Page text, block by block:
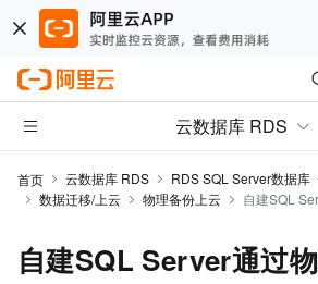
云数据库 RDS
首页 云数据库 RDS RDS SQL Server数据库
数据迁移/上云
物理备份上云 自建SQL
自建SQL Server通过